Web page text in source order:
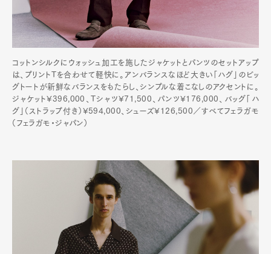
コットンシルクにウォッシュ加工を施したジャケットとパンツのセットアップ
は、プリントTを合わせて軽快に。アンバランスなほど大きい「ハグ」のビッ
グトートが新鮮なバランスをもたらし、シンプルな着こなしのアクセントに。
ジャケット¥396,000、Tシャツ¥71,500、パンツ¥176,000、バッグ「ハ
グ」（ストラップ付き）¥594,000、シューズ¥126,500／すべてフェラガモ
（フェラガモ・ジャパン）